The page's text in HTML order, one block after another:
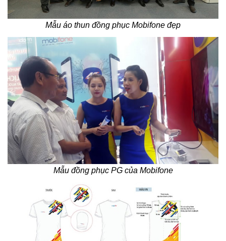
Mẫu áo thun đồng phục Mobifone đẹp
Mẫu đồng phục PG của Mobifone